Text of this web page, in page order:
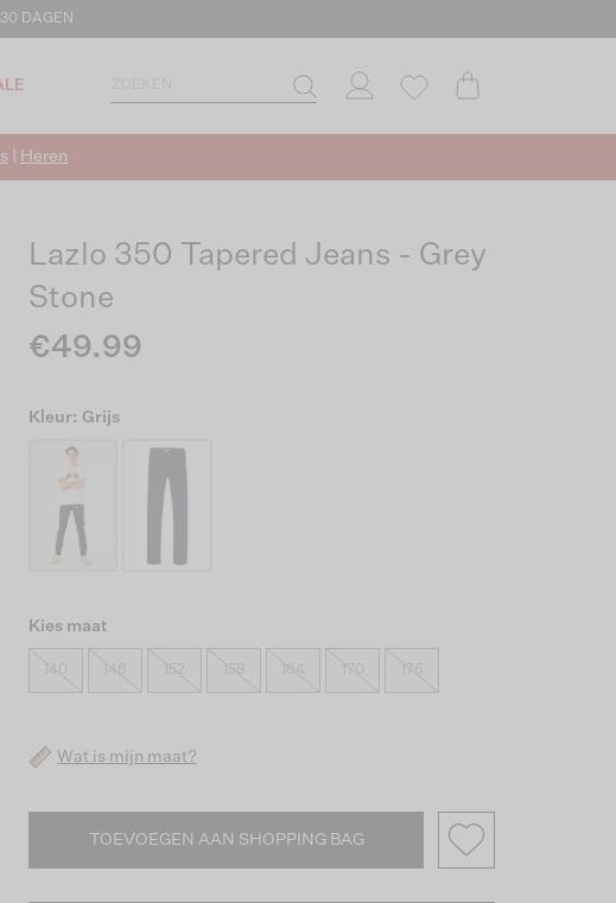
DAGEN
Heren
Lazlo 350 Tapered Jeans - Grey
Stone
€49.99
Kleur: Grijs
Kies maat
140 146 164
Wat is mijn maat?
TOEVOEGEN AAN SHOPPING BAG